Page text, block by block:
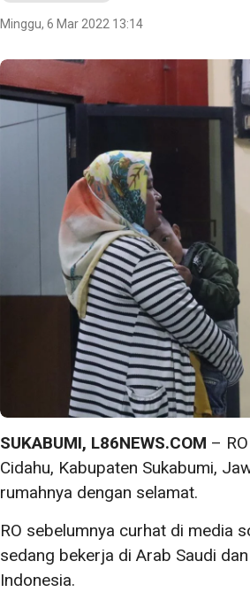
Minggu, 6 Mar 2022 13:14
SUKABUMI, L86NEWS.COM –
Cidahu, Kabupaten Sukabumi,
rumahnya dengan selamat.
RO sebelumnya curhat di media
sedang bekerja di Arab Saudi
Indonesia.